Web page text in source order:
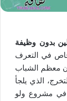
بدون وظيفة
في التعرف
معظم الشباب
الذي يلجأ
في مشروع ولو